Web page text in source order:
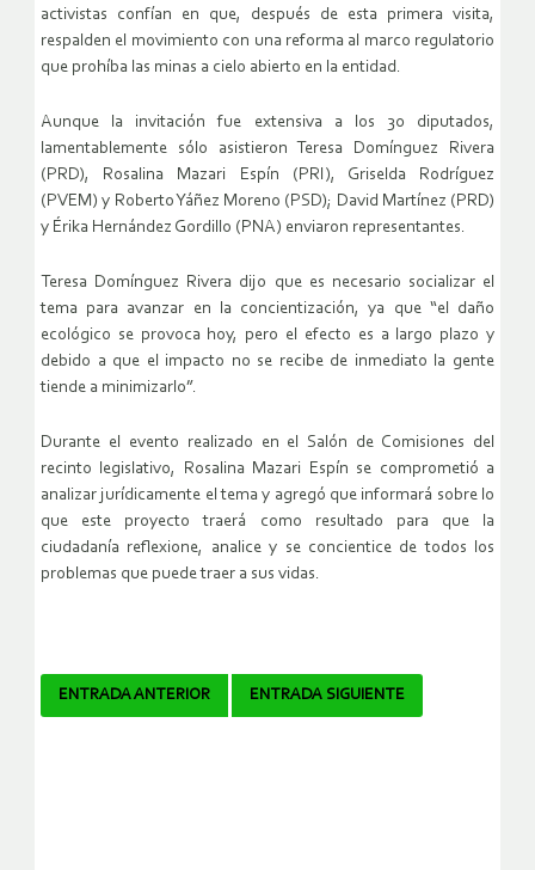
activistas confían en que, después de esta primera visita,
respalden el movimiento con una reforma al marco regulatorio
que prohíba las minas a cielo abierto en la entidad.
Aunque la invitación fue extensiva a los 30 diputados,
lamentablemente sólo asistieron Teresa Domínguez Rivera
(PRD), Rosalina Mazari Espín (PRI), Griselda Rodríguez
(PVEM) y Roberto Yáñez Moreno (PSD); David Martínez (PRD)
y Érika Hernández Gordillo (PNA) enviaron representantes.
Teresa Domínguez Rivera dijo que es necesario socializar el
tema para avanzar en la concientización, ya que “el daño
ecológico se provoca hoy, pero el efecto es a largo plazo y
debido a que el impacto no se recibe de inmediato la gente
tiende a minimizarlo”.
Durante el evento realizado en el Salón de Comisiones del
recinto legislativo, Rosalina Mazari Espín se comprometió a
analizar jurídicamente el tema y agregó que informará sobre lo
que este proyecto traerá como resultado para que la
ciudadanía reflexione, analice y se concientice de todos los
problemas que puede traer a sus vidas.
Navegador
ENTRADA ANTERIOR ENTRADA SIGUIENTE